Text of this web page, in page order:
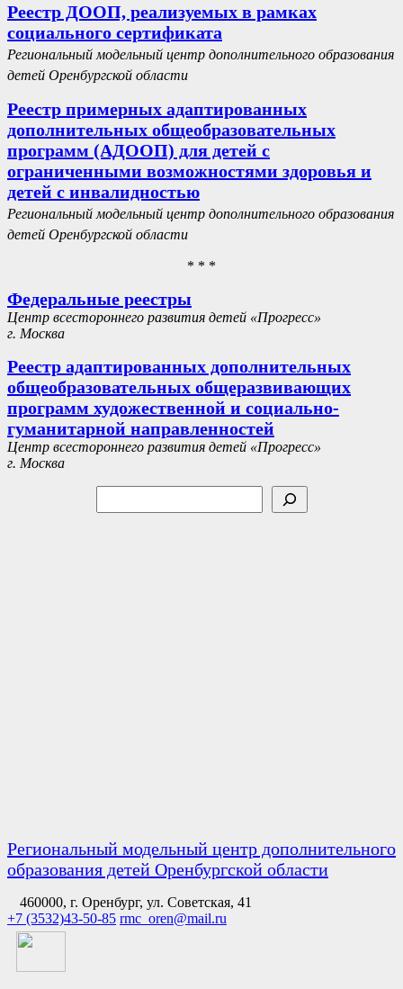
Реестр ДООП, реализуемых в рамках
социального сертификата
Региональный модельный центр дополнительного образования
детей Оренбургской области
Реестр примерных адаптированных
дополнительных общеобразовательных
программ (АДООП) для детей с
ограниченными возможностями здоровья и
детей с инвалидностью
Региональный модельный центр дополнительного образования
детей Оренбургской области
* * *
Федеральные реестры
Центр всестороннего развития детей «Прогресс»
г. Москва
Реестр адаптированных дополнительных
общеобразовательных общеразвивающих
программ художественной и социально-
гуманитарной направленностей
Центр всестороннего развития детей «Прогресс»
г. Москва
Региональный модельный центр дополнительного
образования детей Оренбургской области
460000, г. Оренбург, ул. Советская, 41
+7 (3532)43-50-85 rmc_oren@mail.ru